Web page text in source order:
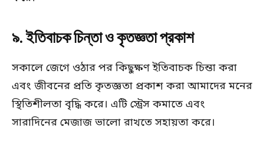
৯. ইতিবাচক চিন্তা ও কৃতজ্ঞতা প্রকাশ
সকালে জেগে ওঠার পর কিছুক্ষণ ইতিবাচক চিন্তা করা
এবং জীবনের প্রতি কৃতজ্ঞতা প্রকাশ করা আমাদের মনের
স্থিতিশীলতা বৃদ্ধি করে। এটি স্ট্রেস কমাতে এবং
সারাদিনের মেজাজ ভালো রাখতে সহায়তা করে।